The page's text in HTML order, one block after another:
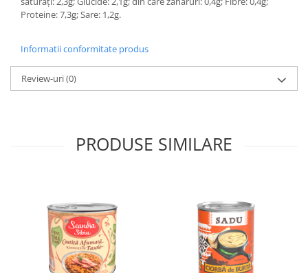
Proteine: 7,3g; Sare: 1,2g.
Informatii conformitate produs
Review-uri(0)
PRODUSE SIMILARE